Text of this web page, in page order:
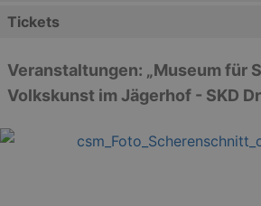
Tickets
Veranstaltungen: „Museum für
Volkskunst im Jägerhof - SKD